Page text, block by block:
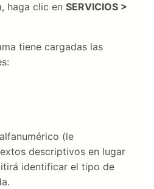
haga clic enSERVICIOS >
tiene cargadas las
(le
descriptivos en lugar
identificar el tipo de